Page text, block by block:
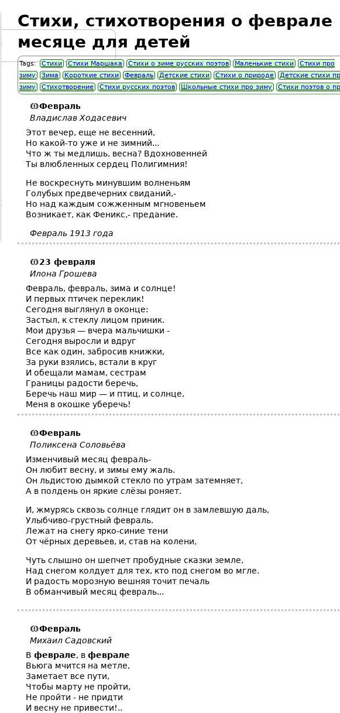
Стихи, стихотворения о феврале
месяце для детей
Tags: Стихи Стихи Маршака Стихи о зиме русских поэтов Маленькие стихи
Стихи про
зиму
Зима Короткие стихи Февраль Детские стихи Стихи о природе
Детские стихи
зиму
Стихотворение Стихи русских поэтов Школьные стихи про зиму Стихи поэтов о
Февраль
Владислав Ходасевич
Этот вечер, еще не весенний,
Но какой-то уже и не зимний...
Что ж ты медлишь, весна? Вдохновенней
Ты влюбленных сердец Полигимния!
Не воскреснуть минувшим волненьям
Голубых предвечерних свиданий,-
Но над каждым сожженным мгновеньем
Возникает, как Феникс,- предание.
Февраль 1913 года
23 февраля
Илона Грошева
Февраль, февраль, зима и солнце!
И первых птичек переклик!
Сегодня выглянул в оконце:
Застыл, к стеклу лицом приник.
Мои друзья — вчера мальчишки -
Сегодня выросли и вдруг
Все как один, забросив книжки,
За руки взялись, встали в круг
И обещали мамам, сестрам
Границы радости беречь,
Беречь наш мир — и птиц, и солнце,
Меня в окошке уберечь!
Февраль
Поликсена Соловьёва
Изменчивый месяц февраль-
Он любит весну, и зимы ему жаль.
Он льдистою дымкой стекло по утрам затемняет,
А в полдень он яркие слёзы роняет.
И, жмурясь сквозь солнце глядит он в замлевшую даль,
Улыбчиво-грустный февраль.
Лежат на снегу ярко-синие тени
От чёрных деревьев, и, став на колени,
Чуть слышно он шепчет пробудные сказки земле,
Над снегом колдует для тех, кто под снегом во мгле.
И радость морозную вешняя точит печаль
В обманчивый месяц февраль...
Февраль
Михаил Садовский
В феврале, в феврале
Вьюга мчится на метле,
Заметает все пути,
Чтобы марту не пройти,
Не пройти - не придти
И весну не привести!..